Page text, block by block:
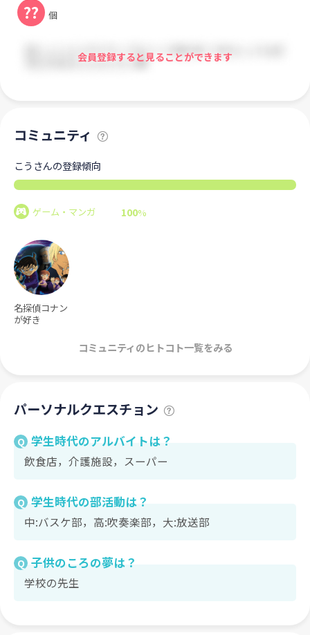
?? 個
会員登録すると見ることができます
コミュニティ
こうさんの登録傾向
ゲーム・マンガ 100%
名探偵コナン
が好き
コミュニティのヒトコト一覧をみる
パーソナルクエスチョン
Q 学生時代のアルバイトは？
飲食店，介護施設，スーパー
Q 学生時代の部活動は？
中:バスケ部，高:吹奏楽部，大:放送部
Q 子供のころの夢は？
学校の先生